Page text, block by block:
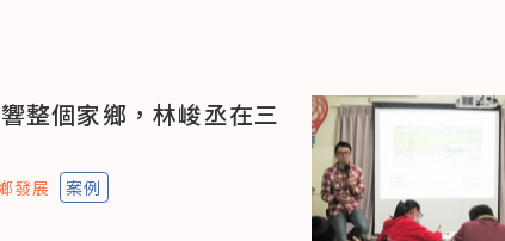
整個家鄉，林峻丞在三
發展 案例